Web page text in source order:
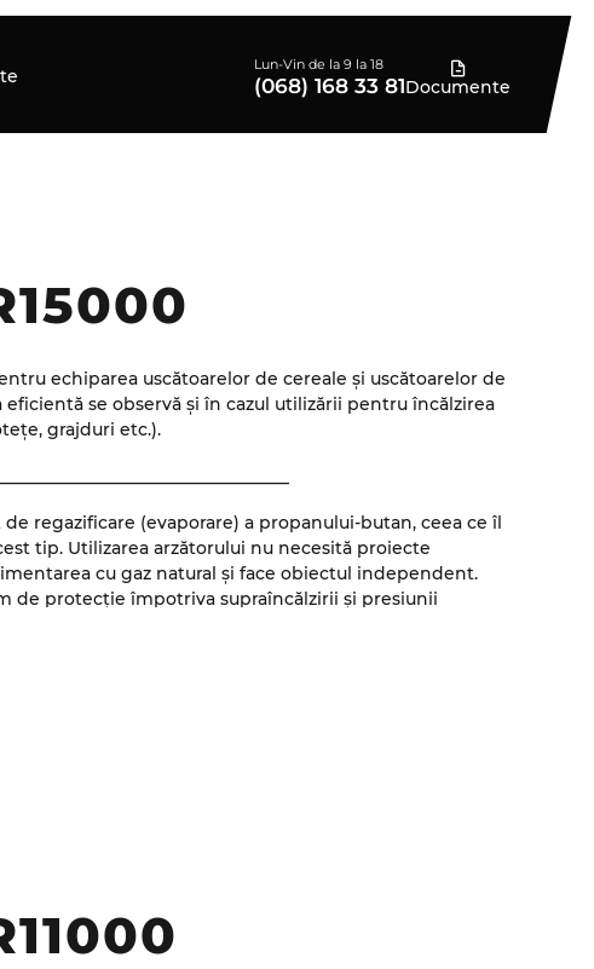
Lun-Vin de la 9 la 18
(068) 168 33 81Documente
echiparea uscătoarelor de cereale și uscătoarelor de
se observă și în cazul utilizării pentru încălzirea
grajduri etc.).
regazificare (evaporare) a propanului-butan, ceea ce îl
tip. Utilizarea arzătorului nu necesită proiecte
cu gaz natural și face obiectul independent.
de protecție împotriva supraîncălzirii și presiunii